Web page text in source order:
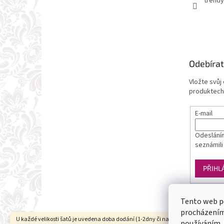
Tento web
U každé velikosti šatů je uvedena doba dodání (1-2dny či na objednání). Velikosti
Vložte svůj
E-mail